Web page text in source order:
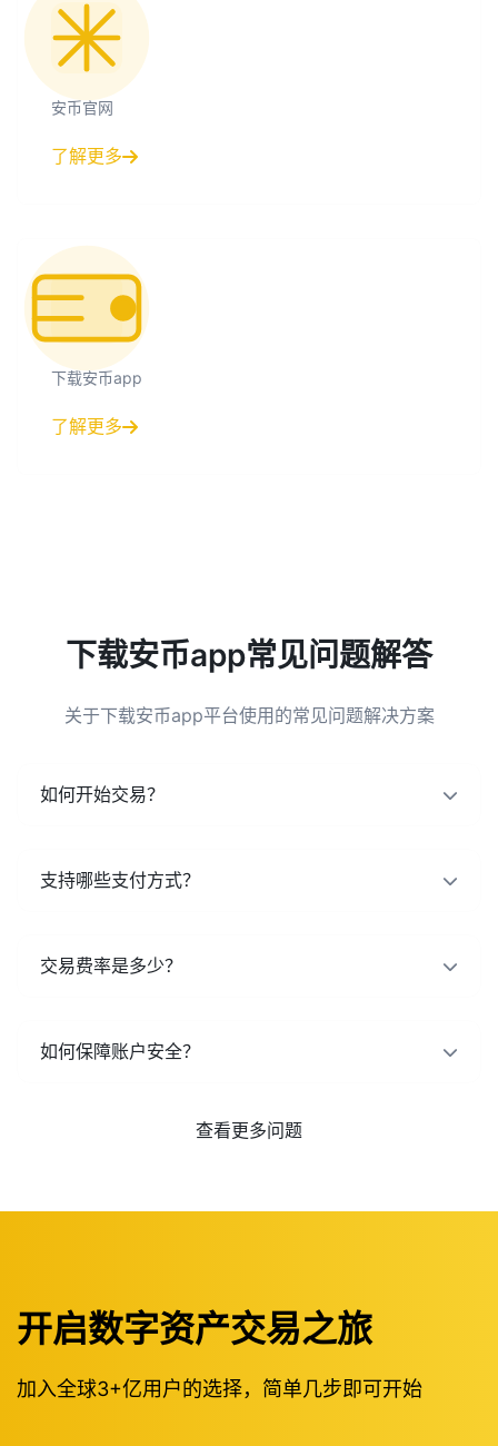
安币官网
了解更多
下载安币app
了解更多
下载安币app常见问题解答
关于下载安币app平台使用的常见问题解决方案
如何开始交易？
支持哪些支付方式？
交易费率是多少？
如何保障账户安全？
查看更多问题
开启数字资产交易之旅
加入全球3+亿用户的选择，简单几步即可开始